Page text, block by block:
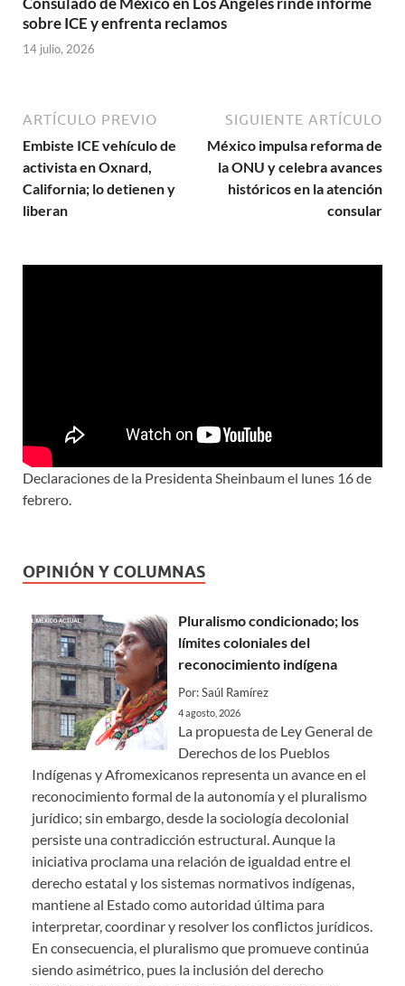
sobre ICE y enfrenta reclamos
14 julio, 2026
ARTÍCULO PREVIO
Embiste ICE vehículo de
activista en Oxnard,
California; lo detienen y
liberan
SIGUIENTE ARTÍCULO
México impulsa reforma de
la ONU y celebra avances
históricos en la atención
consular
Declaraciones de la Presidenta Sheinbaum el lunes 16 de
febrero.
OPINIÓN Y COLUMNAS
Pluralismo condicionado; los
límites coloniales del
reconocimiento indígena
Por: Saúl Ramírez
4 agosto, 2026
La propuesta de Ley General de
Derechos de los Pueblos
Indígenas y Afromexicanos representa un avance en el
reconocimiento formal de la autonomía y el pluralismo
jurídico; sin embargo, desde la sociología decolonial
persiste una contradicción estructural. Aunque la
iniciativa proclama una relación de igualdad entre el
derecho estatal y los sistemas normativos indígenas,
mantiene al Estado como autoridad última para
interpretar, coordinar y resolver los conflictos jurídicos.
En consecuencia, el pluralismo que promueve continúa
siendo asimétrico, pues la inclusión del derecho